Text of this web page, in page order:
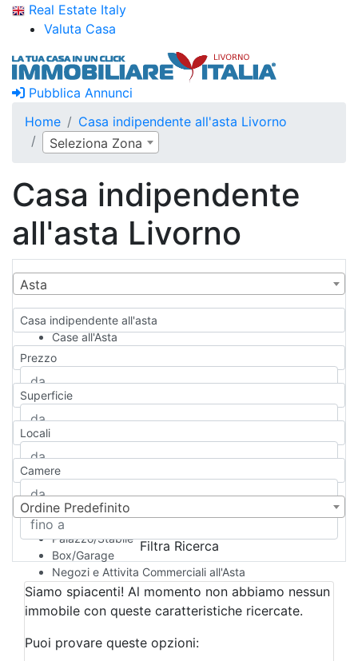
Real Estate Italy
Valuta Casa
Pubblica Annunci
Home
Casa indipendente all'asta Livorno
Seleziona Zona
Casa indipendente
all'asta Livorno
Asta
Casa indipendente all'asta
Case all'Asta
Qualsiasi
Appartamento
Casa indipendente
Casa Semi-indipendente
Attico/Mansarda
Rustico/Casale
Camera d'Albergo
Multiproprietà
Palazzo/Stabile
Box/Garage
Negozi e Attivita Commerciali all'Asta
Qualsiasi
Attività/Licenza Commerciale
Azienda Agricola
Bar/Ristorante
Prezzo
Superficie
Locali
Camere
Ordine Predefinito
Filtra Ricerca
Siamo spiacenti! Al momento non abbiamo nessun
immobile con queste caratteristiche ricercate.
Puoi provare queste opzioni: